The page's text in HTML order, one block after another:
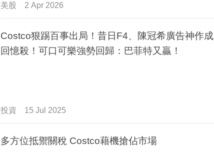
美股 2 Apr 2026
Costco狠踢百事出局！昔日F4、陳冠希廣告神作成
回憶殺！可口可樂強勢回歸：巴菲特又贏！
投資 15 Jul 2025
多方位抵禦關稅 Costco藉機搶佔市場